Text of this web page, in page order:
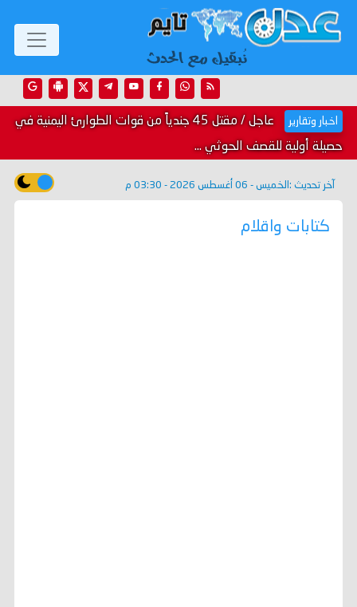
اخبار وتقارير عاجل / مقتل 45 جندياً من قوات الطوارئ اليمنية في
حصيلة أولية للقصف الحوثي ...
آخر تحديث : الخميس - 06 أغسطس 2026 - 03:30 م
كتابات واقلام